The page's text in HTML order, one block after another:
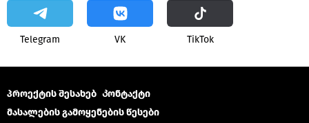
Telegram VK ТikТоk
პროექტის შესახებ Კონტაქტი
მასალების გამოყენების წესები